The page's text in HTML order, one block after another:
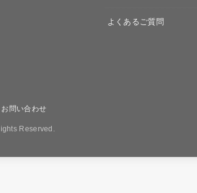
よくあるご質問
お問い合わせ
Reserved.